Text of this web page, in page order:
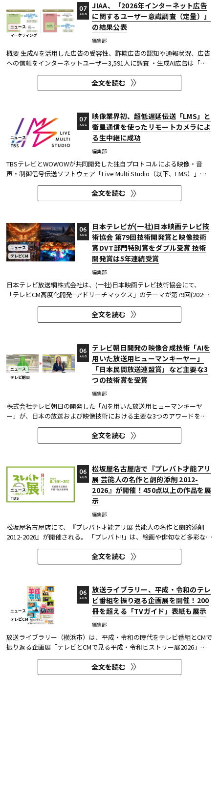
ニュース
マーケティング
JIAA、「2026年インターネット広告
に関するユーザー意識調査（定量）」
の結果公表
編集部
07
AUG
概要 生成AIを活用した広告の受容性、詐欺広告の認知や通報状況、広告
への信頼をインターネットユーザー3,591人に調査 ・生成AI広告は「条
件が整えば活用してよい」が52.0%。AI活用の明示や権利処理など、透
明性への配慮が受容の前提になる。 ・詐欺広告は各タイプとも70％の認
知があり、過去1年以内の接触経験は10～20％台。一方、通報経...
全文を読む
ニュース
TBS
映像業界初、超低遅延伝送「LMS」と
衛星通信を使ったリモートカメラによ
る生中継に成功
編集部
07
AUG
TBSテレビとWOWOWが共同開発した独自プロトコルによる映像・音
声・制御信号伝送ソフトウェア「Live Multi Studio（以下、LMS）」
が、JCOM株式会社（以下、J:COM）の生中継の特別番組に採用され
た。2026年6月16日にJ:COMが放送した『北海道神宮例祭 神輿渡御』に
おいて、J:COMチャンネル（※1）、地域情報アプリ「ど・ろーかる」
全文を読む
ニュース
テレビCM
日本テレビが(一社)日本映画テレビ技
術協会 第79回技術開発賞と映像技術
賞DVT部門特別賞をダブル受賞 技術
開発賞は5年連続受賞
編集部
06
AUG
日本テレビ放送網株式会社は、(一社)日本映画テレビ技術協会にて、
「テレビCM高度化開発−アドリーチマックス」のテーマが第79回(2025
年度)技術開発賞を、「TOKYO巫女忍者」が映像技術賞 DVT(デジタルビ
ジュアル技術)部門 特別賞を受賞したことを発表した。技術開発賞部門
では、昨年に続き5年連続の受賞となる。 この賞は毎年、放送に関連
全文を読む
ニュース
テレビ朝日
テレビ朝日開発の映像合成技術「AIを
用いた放送用ヒューマンキーヤー」
「日本民間放送連盟賞」など主要な3
つの技術賞を受賞
編集部
06
AUG
株式会社テレビ朝日の開発した「AIを用いた放送用ヒューマンキーヤ
ー」が、日本の放送および映像技術における主要な3つのアワードを受
賞した。 本開発は、人物像認識AIと最新のXR技術を組み合わせたシステ
ムであり、その革新性と実用性が業界内で高い評価を獲得している。
【受賞アワード一覧】 ●2025年 日本民間放送連盟賞 技術部門優...
全文を読む
ニュース
TBS
松坂屋名古屋店で『プレバト才能アリ
展 芸能人の名作と劇的添削 2012-
2026』が開催！450点以上の作品を展
示
編集部
06
AUG
松坂屋名古屋店にて、『プレバト才能アリ展 芸能人の名作と劇的添削
2012-2026』が開催される。 「プレバト!!」は、絵画や俳句など多彩な芸
術ジャンルに芸能人が挑戦し、その作品を超一流の講師陣が才能アリ/ナ
シで厳しく査定する教養バラエティー番組だ。 本展では、定番ジャンル
の俳句・水彩画から、大漁旗や黒板アートといった巨大作品...
全文を読む
ニュース
テレビCM
放送ライブラリー、平成・令和のテレ
ビ番組を振り返る企画展を開催！200
冊を超える「TVガイド」表紙も展示
編集部
06
AUG
放送ライブラリー（横浜市）は、平成・令和の時代をテレビ番組とCMで
振り返る企画展「テレビとCMで見る平成・令和ヒストリー展2026」を8
月7日～9月27日に開催する。
全文を読む